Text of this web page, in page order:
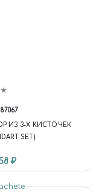
87067
ИЗ 3-Х КИСТОЧЕК
SET)
₽